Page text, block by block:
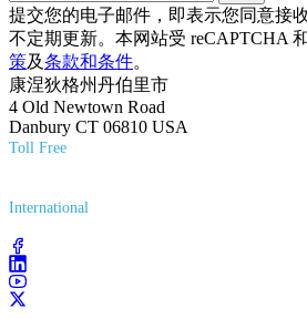
提交您的电子邮件，即表示您同意接
不定期更新。本网站受 reCAPTCHA 和
策及条款和条件。
康涅狄格州丹伯里市
4 Old Newtown Road
Danbury CT 06810 USA
Toll Free
International